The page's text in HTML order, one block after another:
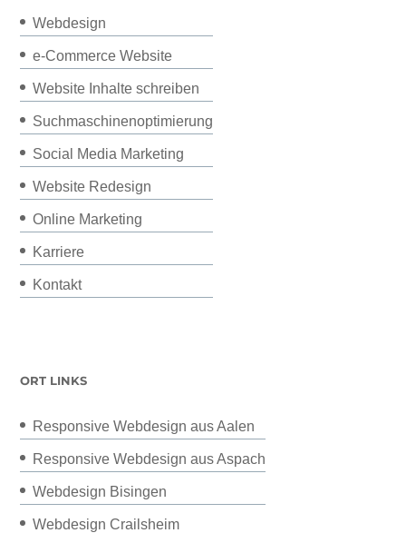
Webdesign
e-Commerce Website
Website Inhalte schreiben
Suchmaschinenoptimierung
Social Media Marketing
Website Redesign
Online Marketing
Karriere
Kontakt
ORT LINKS
Responsive Webdesign aus Aalen
Responsive Webdesign aus Aspach
Webdesign Bisingen
Webdesign Crailsheim